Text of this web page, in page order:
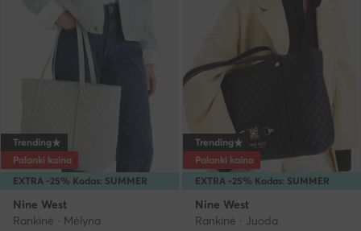
EXTRA -25% Kodas: SUMMER
Trending
Palanki kaina
Nine West
Rankinė · Mėlyna
EXTRA -25% Kodas: SUMMER
Trending
Palanki kaina
Nine West
Rankinė · Juoda